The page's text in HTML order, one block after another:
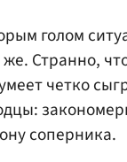
голом
Странно,
четко
соперника.